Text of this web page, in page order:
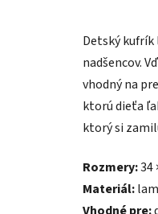
Detský
nadšencov.
vhodný na
ktorú dieťa
ktorý si
Rozmery:34
Materiál: